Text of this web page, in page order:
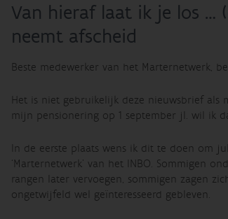
Van hieraf laat ik je los …
neemt afscheid
Beste medewerker van het Marternetwerk,
Het is niet gebruikelijk deze nieuwsbrief als
mijn pensionering op 1 september jl. wil ik
In de eerste plaats wens ik dit te doen om
‘Marternetwerk’ van het INBO. Sommigen
rangen later vervoegen, sommigen zagen
ongetwijfeld wel geïnteresseerd gebleven.